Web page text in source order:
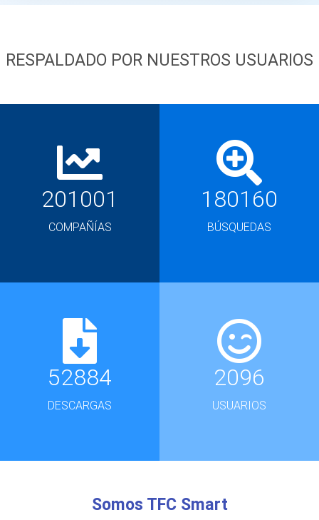
RESPALDADO POR NUESTROS USUARIOS
201001
COMPAÑÍAS
180160
BÚSQUEDAS
52884
DESCARGAS
2096
USUARIOS
Somos TFC Smart